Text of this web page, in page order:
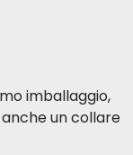
imballaggio,
un collare